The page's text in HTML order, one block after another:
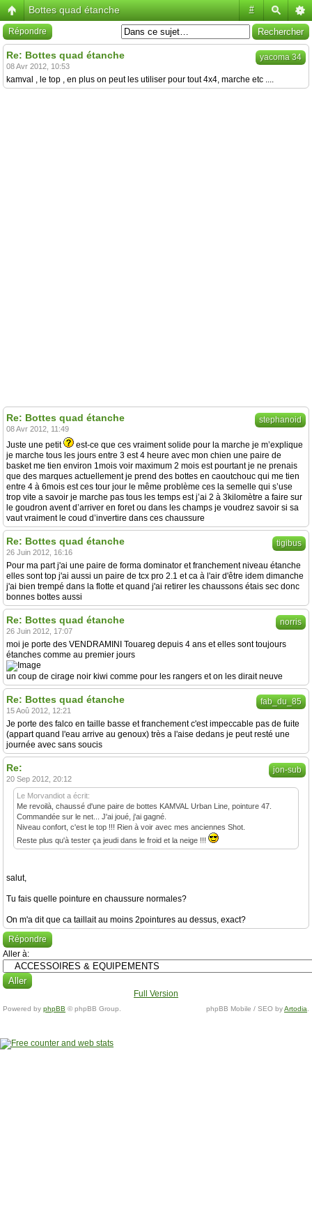
#
Bottes quad étanche
Répondre
yacoma 34
Re: Bottes quad étanche
08 Avr 2012, 10:53
kamval , le top , en plus on peut les utiliser pour tout 4x4, marche etc ....
stephanoid
Re: Bottes quad étanche
08 Avr 2012, 11:49
Juste une petit
est-ce que ces vraiment solide pour la marche je m’explique
je marche tous les jours entre 3 est 4 heure avec mon chien une paire de
basket me tien environ 1mois voir maximum 2 mois est pourtant je ne prenais
que des marques actuellement je prend des bottes en caoutchouc qui me tien
entre 4 à 6mois est ces tour jour le même problème ces la semelle qui s’use
trop vite a savoir je marche pas tous les temps est j’ai 2 à 3kilomètre a faire sur
le goudron avent d’arriver en foret ou dans les champs je voudrez savoir si sa
vaut vraiment le coud d’invertire dans ces chaussure
tigibus
Re: Bottes quad étanche
26 Juin 2012, 16:16
Pour ma part j'ai une paire de forma dominator et franchement niveau étanche
elles sont top j'ai aussi un paire de tcx pro 2.1 et ca à l'air d'être idem dimanche
j'ai bien trempé dans la flotte et quand j'ai retirer les chaussons étais sec donc
bonnes bottes aussi
norris
Re: Bottes quad étanche
26 Juin 2012, 17:07
moi je porte des VENDRAMINI Touareg depuis 4 ans et elles sont toujours
étanches comme au premier jours
un coup de cirage noir kiwi comme pour les rangers et on les dirait neuve
fab_du_85
Re: Bottes quad étanche
15 Aoû 2012, 12:21
Je porte des falco en taille basse et franchement c'est impeccable pas de fuite
(appart quand l'eau arrive au genoux) très a l'aise dedans je peut resté une
journée avec sans soucis
jon-sub
Re:
20 Sep 2012, 20:12
Le Morvandiot a écrit:
Me revoilà, chaussé d'une paire de bottes KAMVAL Urban Line, pointure 47.
Commandée sur le net... J'ai joué, j'ai gagné.
Niveau confort, c'est le top !!! Rien à voir avec mes anciennes Shot.
Reste plus qu'à tester ça jeudi dans le froid et la neige !!!
salut,
Tu fais quelle pointure en chaussure normales?
On m'a dit que ca taillait au moins 2pointures au dessus, exact?
Répondre
Aller à:
Full Version
Powered by phpBB © phpBB Group. phpBB Mobile / SEO byArtodia